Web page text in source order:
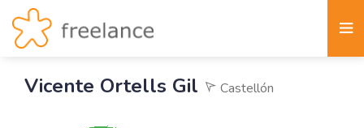
Vicente Ortells Gil Castellón